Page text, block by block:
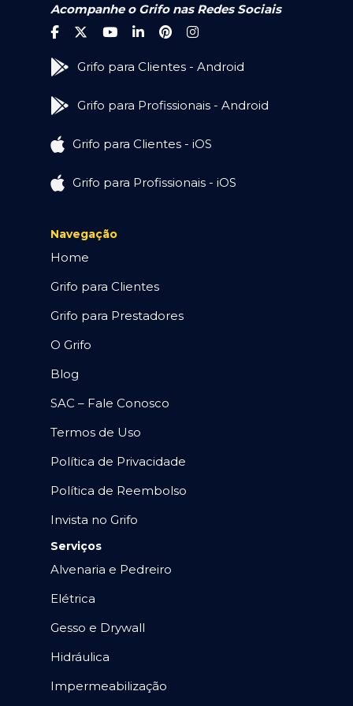
Acompanhe o Grifo nas Redes Sociais
Grifo para Clientes - Android
Grifo para Profissionais - Android
Grifo para Clientes - iOS
Grifo para Profissionais - iOS
Navegação
Home
Grifo para Clientes
Grifo para Prestadores
O Grifo
Blog
SAC – Fale Conosco
Termos de Uso
Política de Privacidade
Política de Reembolso
Invista no Grifo
Serviços
Alvenaria e Pedreiro
Elétrica
Gesso e Drywall
Hidráulica
Impermeabilização